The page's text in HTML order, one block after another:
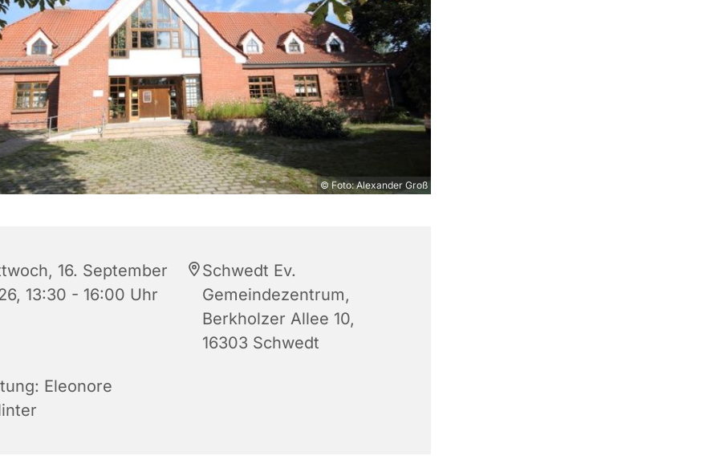
© Foto: Alexander Groß
16. September
13:30 - 16:00 Uhr
Schwedt Ev.
Gemeindezentrum,
Berkholzer Allee 10,
16303 Schwedt
Eleonore